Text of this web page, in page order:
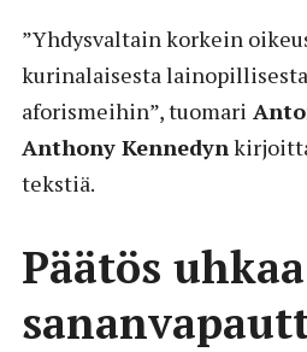
”Yhdysvaltain korkein
kurinalaisesta
aforismeihin”, tuomari
Anthony Kennedyn
tekstiä.
Päätös